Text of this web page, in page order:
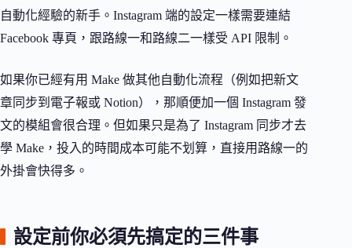
自動化經驗的新手。Instagram 端的設定一樣需要連結
Facebook 專頁，跟路線一和路線二一樣受 API 限制。
如果你已經有用 Make 做其他自動化流程（例如把新文
章同步到電子報或 Notion），那順便加一個 Instagram 發
文的模組會很合理。但如果只是為了 Instagram 同步才去
學 Make，投入的時間成本可能不划算，直接用路線一的
外掛會快得多。
設定前你必須先搞定的三件事